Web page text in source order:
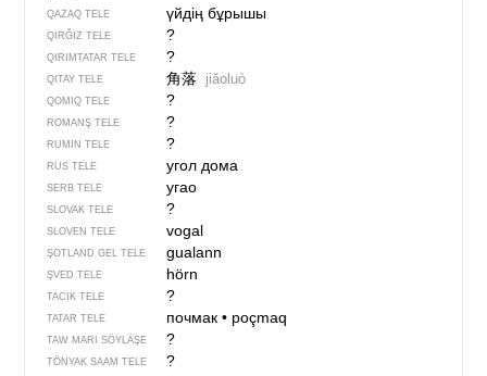
QAZAQ TELE үйдің бұрышы
QIRĞIZ TELE ?
QIRIMTATAR TELE ?
QITAY TELE 角落 jiǎoluò
QOMIQ TELE ?
ROMANŞ TELE ?
RUMIN TELE ?
RUS TELE угол дома
SERB TELE угао
SLOVAK TELE ?
SLOVEN TELE vogal
ŞOTLAND GEL TELE gualann
ŞVED TELE hörn
TACIK TELE ?
TATAR TELE почмак• poçmaq
TAW MARI SÖYLÄŞE ?
TÖNYAK SAAM TELE ?